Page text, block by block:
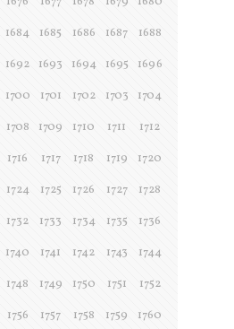
1684 1685 1686 1687
1688
1692 1693 1694 1695
1696
1700 1701 1702 1703
1704
1708 1709 1710 1711
1712
1716 1717 1718 1719
1720
1724 1725 1726 1727
1728
1732 1733 1734 1735
1736
1740 1741 1742 1743
1744
1748 1749 1750 1751
1752
1756 1757 1758 1759
1760